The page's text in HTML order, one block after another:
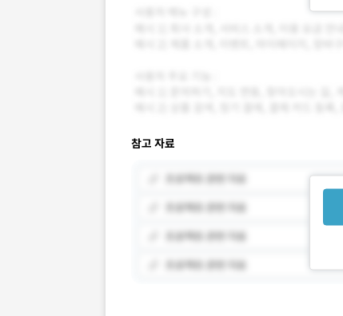
참고 자료